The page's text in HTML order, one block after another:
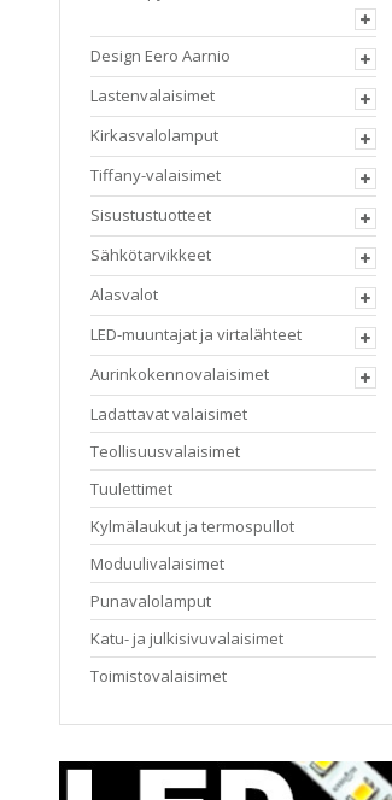
Design Eero Aarnio
Lastenvalaisimet
Kirkasvalolamput
Tiffany-valaisimet
Sisustustuotteet
Sähkötarvikkeet
Alasvalot
LED-muuntajat ja virtalähteet
Aurinkokennovalaisimet
Ladattavat valaisimet
Teollisuusvalaisimet
Tuulettimet
Kylmälaukut ja termospullot
Moduulivalaisimet
Punavalolamput
Katu- ja julkisivuvalaisimet
Toimistovalaisimet